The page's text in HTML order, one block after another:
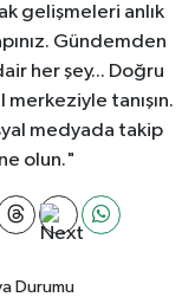
gelişmeleri anlık
Gündemden
her şey... Doğru
tanışın.
medyada takip
olun."
Durumu